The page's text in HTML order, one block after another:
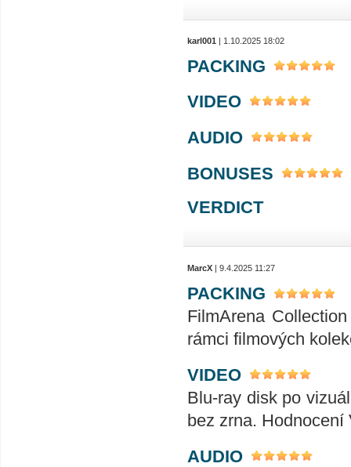
karl001 | 1.10.2025 18:02
PACKING
VIDEO
AUDIO
BONUSES
VERDICT
MarcX | 9.4.2025 11:27
PACKING
FilmArena
rámci filmových
VIDEO
Blu-ray disk po
bez zrna. Hodnocení
AUDIO